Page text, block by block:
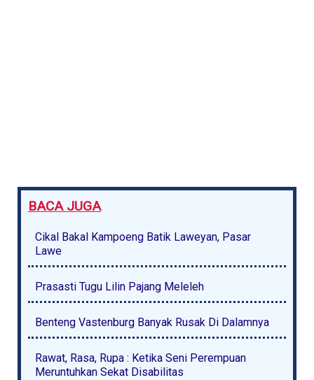
BACA JUGA
Cikal Bakal Kampoeng Batik Laweyan, Pasar
Lawe
Prasasti Tugu Lilin Pajang Meleleh
Benteng Vastenburg Banyak Rusak Di Dalamnya
Rawat, Rasa, Rupa : Ketika Seni Perempuan
Meruntuhkan Sekat Disabilitas